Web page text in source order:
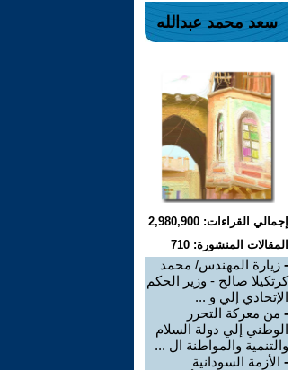
سعد محمد عبدالله
إجمالي القراءات: 2,980,900
المقالات المنشورة: 710
- زيارة المهندس/ محمد
كرتكيلا صالح - وزير الحكم
الإتحادي إلي و ...
- من معركة التحرر
الوطني إلي دولة السلام
والتنمية والمواطنة ال ...
- الأزمة السودانية